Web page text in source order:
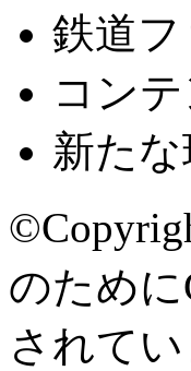
鉄道フ
コン
新た
のため
されて